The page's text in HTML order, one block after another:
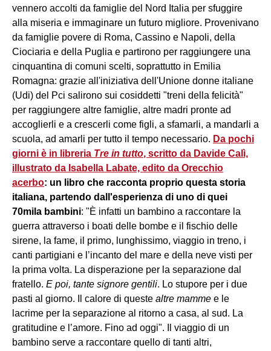
vennero accolti da famiglie del Nord Italia per sfuggire
alla miseria e immaginare un futuro migliore. Provenivano
da famiglie povere di Roma, Cassino e Napoli, della
Ciociaria e della Puglia e partirono per raggiungere una
cinquantina di comuni scelti, soprattutto in Emilia
Romagna: grazie all'iniziativa dell'Unione donne italiane
(Udi) del Pci salirono sui cosiddetti "treni della felicità"
per raggiungere altre famiglie, altre madri pronte ad
accoglierli e a crescerli come figli, a sfamarli, a mandarli a
scuola, ad amarli per tutto il tempo necessario. Da pochi
giorni è in libreria Tre in tutto, scritto da Davide Calì,
illustrato da Isabella Labate, edito da Orecchio
acerbo: un libro che racconta proprio questa storia
italiana, partendo dall'esperienza di uno di quei
70mila bambini: "È infatti un bambino a raccontare la
guerra attraverso i boati delle bombe e il fischio delle
sirene, la fame, il primo, lunghissimo, viaggio in treno, i
canti partigiani e l’incanto del mare e della neve visti per
la prima volta. La disperazione per la separazione dal
fratello. E poi, tante signore gentili. Lo stupore per i due
pasti al giorno. Il calore di queste altre mamme e le
lacrime per la separazione al ritorno a casa, al sud. La
gratitudine e l’amore. Fino ad oggi". Il viaggio di un
bambino serve a raccontare quello di tanti altri,